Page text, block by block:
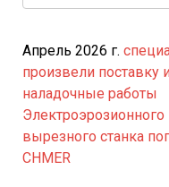
Апрель 2026 г.
произвели поставку
наладочные работы
вырезного станка
CHMER